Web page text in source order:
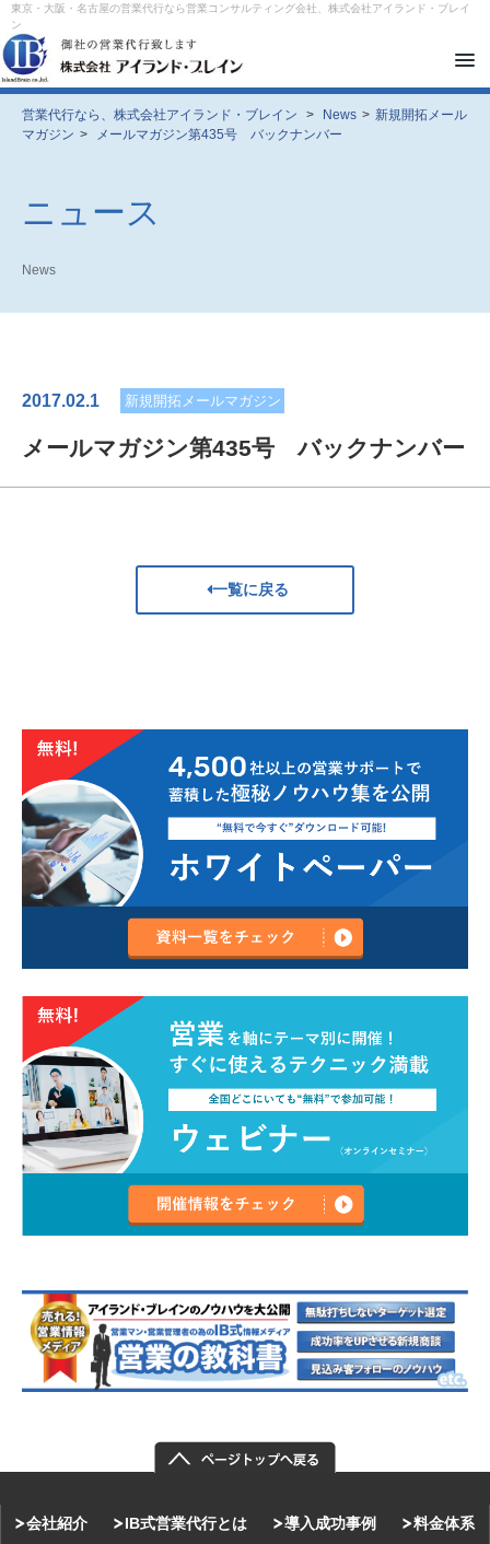
東京・大阪・名古屋の営業代行なら営業コンサルティング会社、株式会社アイランド・ブレイ
ン
メ
ュ
ー
営業代行なら、株式会社アイランド・ブレイン > News > 新規開拓メール
マガジン > メールマガジン第435号 バックナンバー
ニュース
News
2017.02.1 新規開拓メールマガジン
メールマガジン第435号 バックナンバー
一覧に戻る
会社紹介 IB式営業代行とは 導入成功事例 料金体系